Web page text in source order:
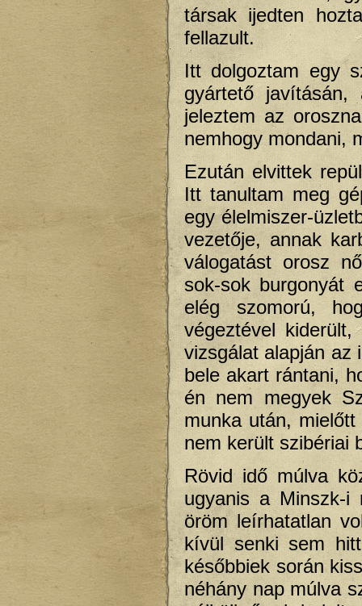
társak ijedten
fellazult.
Itt dolgoztam egy
gyártető
jeleztem az
nemhogy mondani,
Ezután elvittek
Itt tanultam meg
egy élelmiszer-
vezetője, annak
válogatást orosz
sok-sok burgonyát
elég szomorú,
végeztével
vizsgálat alapján az
bele akart rántani,
én nem megyek
munka után,
nem került szibériai
Rövid idő múlva
ugyanis a Minszk-i
öröm leírhatatlan
kívül senki sem
későbbiek során
néhány nap múlva